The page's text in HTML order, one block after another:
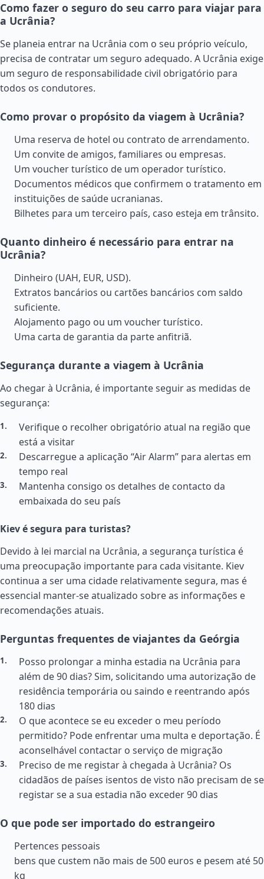
Como fazer o seguro do seu carro para viajar para
a Ucrânia?
Se planeia entrar na Ucrânia com o seu próprio veículo,
precisa de contratar um seguro adequado. A Ucrânia exige
um seguro de responsabilidade civil obrigatório para
todos os condutores.
Como provar o propósito da viagem à Ucrânia?
Uma reserva de hotel ou contrato de arrendamento.
Um convite de amigos, familiares ou empresas.
Um voucher turístico de um operador turístico.
Documentos médicos que confirmem o tratamento em
instituições de saúde ucranianas.
Bilhetes para um terceiro país, caso esteja em trânsito.
Quanto dinheiro é necessário para entrar na
Ucrânia?
Dinheiro (UAH, EUR, USD).
Extratos bancários ou cartões bancários com saldo
suficiente.
Alojamento pago ou um voucher turístico.
Uma carta de garantia da parte anfitriã.
Segurança durante a viagem à Ucrânia
Ao chegar à Ucrânia, é importante seguir as medidas de
segurança:
Verifique o recolher obrigatório atual na região que
está a visitar
Descarregue a aplicação “Air Alarm” para alertas em
tempo real
Mantenha consigo os detalhes de contacto da
embaixada do seu país
Kiev é segura para turistas?
Devido à lei marcial na Ucrânia, a segurança turística é
uma preocupação importante para cada visitante. Kiev
continua a ser uma cidade relativamente segura, mas é
essencial manter-se atualizado sobre as informações e
recomendações atuais.
Perguntas frequentes de viajantes da Geórgia
Posso prolongar a minha estadia na Ucrânia para
além de 90 dias? Sim, solicitando uma autorização de
residência temporária ou saindo e reentrando após
180 dias
O que acontece se eu exceder o meu período
permitido? Pode enfrentar uma multa e deportação. É
aconselhável contactar o serviço de migração
Preciso de me registar à chegada à Ucrânia? Os
cidadãos de países isentos de visto não precisam de se
registar se a sua estadia não exceder 90 dias
O que pode ser importado do estrangeiro
Pertences pessoais
bens que custem não mais de 500 euros e pesem até 50
kg